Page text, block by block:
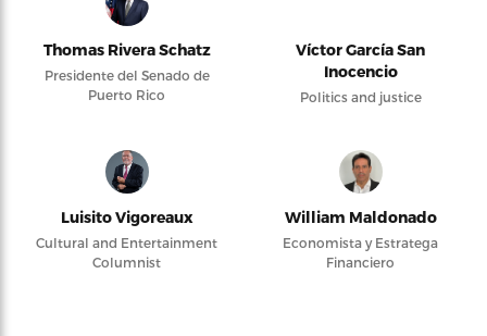
Thomas Rivera Schatz
Presidente del Senado de
Puerto Rico
Víctor García San
Inocencio
Politics and justice
Luisito Vigoreaux
Cultural and Entertainment
Columnist
William Maldonado
Economista y Estratega
Financiero